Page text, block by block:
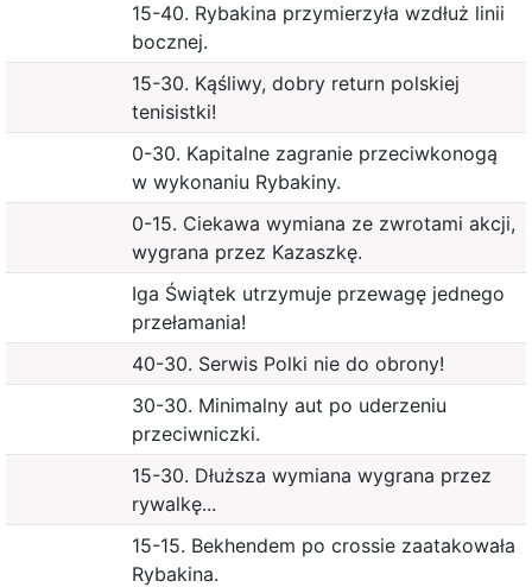
15-40. Rybakina przymierzyła wzdłuż linii
bocznej.
15-30. Kąśliwy, dobry return polskiej
tenisistki!
0-30. Kapitalne zagranie przeciwkonogą
w wykonaniu Rybakiny.
0-15. Ciekawa wymiana ze zwrotami akcji,
wygrana przez Kazaszkę.
Iga Świątek utrzymuje przewagę jednego
przełamania!
40-30. Serwis Polki nie do obrony!
30-30. Minimalny aut po uderzeniu
przeciwniczki.
15-30. Dłuższa wymiana wygrana przez
rywalkę...
15-15. Bekhendem po crossie zaatakowała
Rybakina.